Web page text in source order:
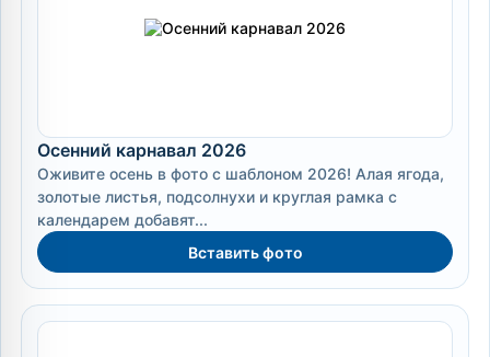
Осенний карнавал 2026
Оживите осень в фото с шаблоном 2026! Алая ягода,
золотые листья, подсолнухи и круглая рамка с
календарем добавят...
Вставить фото